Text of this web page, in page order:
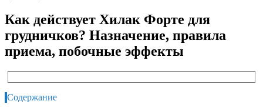
Как действует Хилак Форте для
грудничков? Назначение, правила
приема, побочные эффекты
Содержание